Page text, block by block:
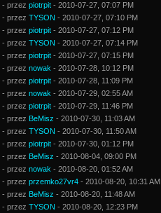
- przez piotrpit - 2010-07-27, 07:07 PM
- przez TYSON - 2010-07-27, 07:10 PM
- przez piotrpit - 2010-07-27, 07:12 PM
- przez TYSON - 2010-07-27, 07:14 PM
- przez piotrpit - 2010-07-27, 07:15 PM
- przez nowak - 2010-07-28, 10:12 PM
- przez piotrpit - 2010-07-28, 11:09 PM
- przez nowak - 2010-07-29, 02:55 AM
- przez piotrpit - 2010-07-29, 11:46 PM
- przez BeMisz - 2010-07-30, 11:03 AM
- przez TYSON - 2010-07-30, 11:50 AM
- przez piotrpit - 2010-07-30, 01:12 PM
- przez BeMisz - 2010-08-04, 09:00 PM
- przez nowak - 2010-08-20, 01:52 AM
- przez przemko27vr4 - 2010-08-20, 10:31 AM
- przez BeMisz - 2010-08-20, 11:48 AM
- przez TYSON - 2010-08-20, 12:23 PM